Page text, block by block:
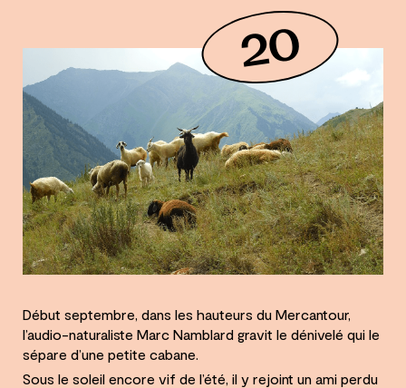
20
Début septembre, dans les hauteurs du Mercantour,
l’audio-naturaliste Marc Namblard gravit le dénivelé qui le
sépare d’une petite cabane.
Sous le soleil encore vif de l’été, il y rejoint un ami perdu